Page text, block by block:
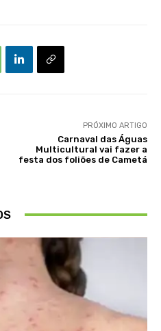
PRÓXIMO ARTIGO
Carnaval das Águas
Multicultural vai fazer a
festa dos foliões de Cametá